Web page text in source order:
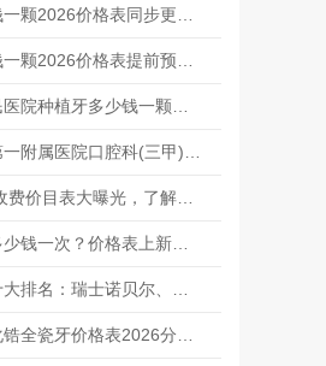
种植牙多少钱一颗2026价格表同步更新，含单颗、半口、全口种植的价格说明！
种植牙多少钱一颗2026价格表提前预览，这5点决定了收费高低~
上海第九人民医院种植牙多少钱一颗？2026价格表+专家指南，看牙必备！
蚌埠医学院第一附属医院口腔科(三甲)价格表2026
2026种植牙收费价目表大曝光，了解清楚不踩雷！
正常洗牙要多少钱一次？价格表上新！2026健口指南分享~
牙齿种植体十大排名：瑞士诺贝尔、韩国奥齿泰、美国百康等……
爱尔创二氧化锆全瓷牙价格表2026分享！一个多少钱？优点解读，ta值得~